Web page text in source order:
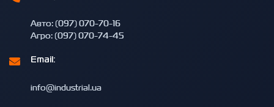
Авто: (097) 070-70-16
Агро: (097) 070-74-45
Email:
info@industrial.ua